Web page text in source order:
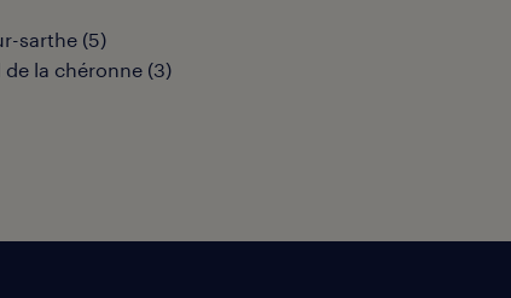
sarthe (5)
de la chéronne (3)